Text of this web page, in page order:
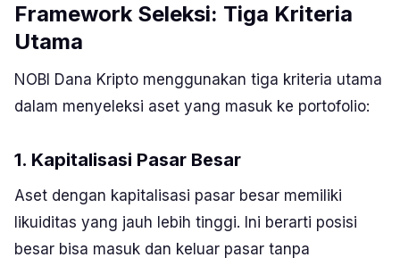
Framework Seleksi: Tiga Kriteria
Utama
NOBI Dana Kripto menggunakan tiga kriteria utama
dalam menyeleksi aset yang masuk ke portofolio:
1. Kapitalisasi Pasar Besar
Aset dengan kapitalisasi pasar besar memiliki
likuiditas yang jauh lebih tinggi. Ini berarti posisi
besar bisa masuk dan keluar pasar tanpa